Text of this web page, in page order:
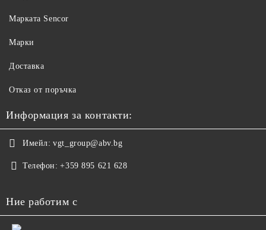
Maрката Sencor
Марки
Доставка
Отказ от поръчка
Информация за контакти:
Имейл: vgt_group@abv.bg
Телефон: +359 895 621 628
Ние работим с